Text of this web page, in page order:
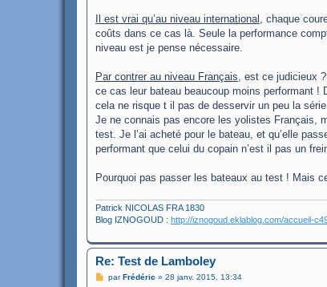
Il est vrai qu’au niveau international , chaque
coûts dans ce cas là. Seule la performance
niveau est je pense nécessaire.
Par contrer au niveau Français, est ce judicieux
ce cas leur bateau beaucoup moins performant
cela ne risque t il pas de desservir un peu la
Je ne connais pas encore les yolistes Français,
test. Je l’ai acheté pour le bateau, et qu’elle
performant que celui du copain n’est il pas un
Pourquoi pas passer les bateaux au test ! Mais
Patrick NICOLAS FRA 1830
Blog IZNOGOUD : http://iznogoud.eklablog.com/accueil-
Re: Test de Lamboley
MparFrédéric » 28 janv. 2015, 13:34